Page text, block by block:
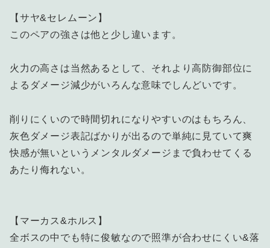
【サヤ&セレムーン】
このペアの強さは他と少し違います。
火力の高さは当然あるとして、それより高防御部位に
よるダメージ減少がいろんな意味でしんどいです。
削りにくいので時間切れになりやすいのはもちろん、
灰色ダメージ表記ばかりが出るので単純に見ていて爽
快感が無いというメンタルダメージまで負わせてくる
あたり侮れない。
【マーカス&ホルス】
全ボスの中でも特に俊敏なので照準が合わせにくい&落